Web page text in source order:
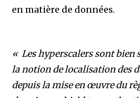
en matière de données.
« Les hyperscalers sont bien
la notion de localisation des
depuis la mise en œuvre du